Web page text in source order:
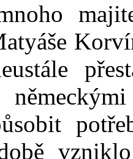
vzniklo